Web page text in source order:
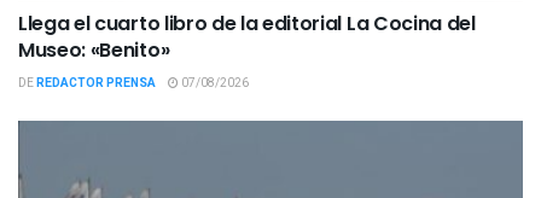
Llega el cuarto libro de la editorial La Cocina del
Museo: «Benito»
DEREDACTOR PRENSA 07/08/2026